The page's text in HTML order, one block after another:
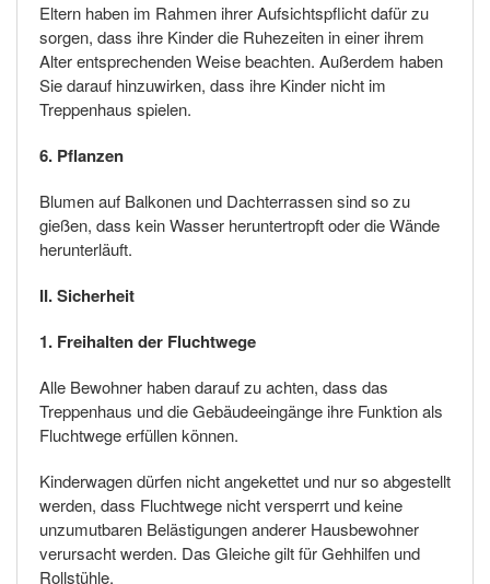
Eltern haben im Rahmen ihrer Aufsichtspflicht dafür zu
sorgen, dass ihre Kinder die Ruhezeiten in einer ihrem
Alter entsprechenden Weise beachten. Außerdem haben
Sie darauf hinzuwirken, dass ihre Kinder nicht im
Treppenhaus spielen.
6. Pflanzen
Blumen auf Balkonen und Dachterrassen sind so zu
gießen, dass kein Wasser heruntertropft oder die Wände
herunterläuft.
II. Sicherheit
1. Freihalten der Fluchtwege
Alle Bewohner haben darauf zu achten, dass das
Treppenhaus und die Gebäudeeingänge ihre Funktion als
Fluchtwege erfüllen können.
Kinderwagen dürfen nicht angekettet und nur so abgestellt
werden, dass Fluchtwege nicht versperrt und keine
unzumutbaren Belästigungen anderer Hausbewohner
verursacht werden. Das Gleiche gilt für Gehhilfen und
Rollstühle.